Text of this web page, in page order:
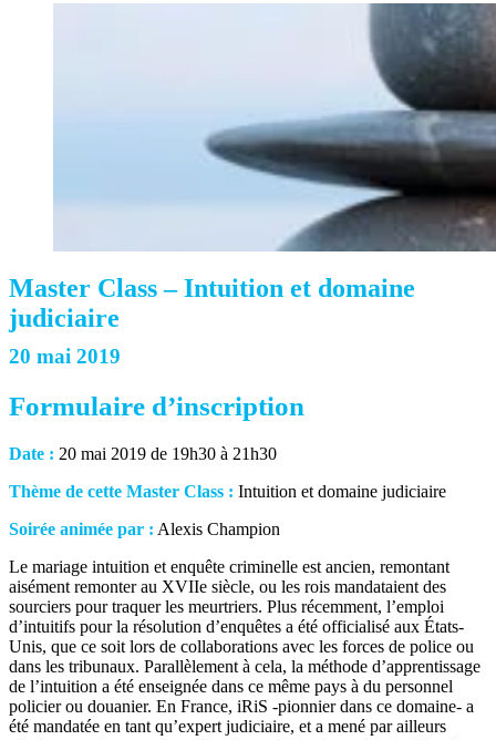
Master Class – Intuition et domaine
judiciaire
20 mai 2019
Formulaire d’inscription
Date : 20 mai 2019 de 19h30 à 21h30
Thème de cette Master Class : Intuition et domaine judiciaire
Soirée animée par : Alexis Champion
Le mariage intuition et enquête criminelle est ancien, remontant
aisément remonter au XVIIe siècle, ou les rois mandataient des
sourciers pour traquer les meurtriers. Plus récemment, l’emploi
d’intuitifs pour la résolution d’enquêtes a été officialisé aux États-
Unis, que ce soit lors de collaborations avec les forces de police ou
dans les tribunaux. Parallèlement à cela, la méthode d’apprentissage
de l’intuition a été enseignée dans ce même pays à du personnel
policier ou douanier. En France, iRiS -pionnier dans ce domaine- a
été mandatée en tant qu’expert judiciaire, et a mené par ailleurs